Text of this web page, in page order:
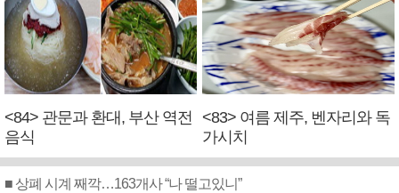
<84> 관문과 환대, 부산 역전
음식
<83> 여름 제주, 벤자리와 독
가시치
■ 상폐 시계 째깍…163개사 “나 떨고있니”